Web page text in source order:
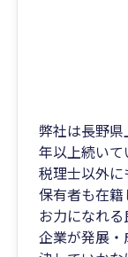
弊社は長野
年以上続いて
税理士以外
保有者も在
お力になれる
企業が発展